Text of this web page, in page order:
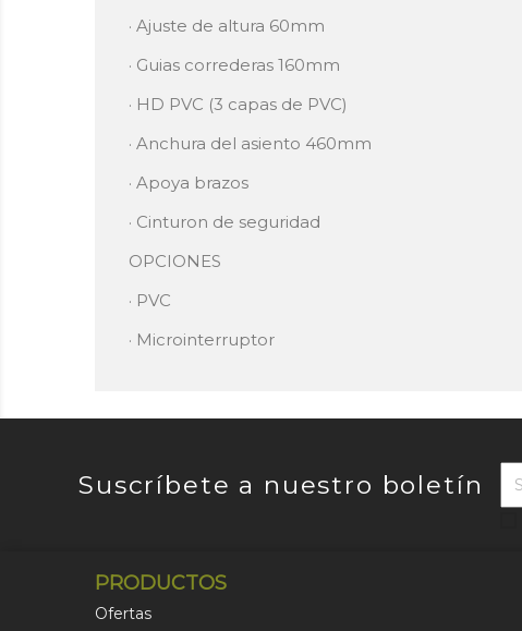
· Ajuste de altura 60mm
· Guias correderas 160mm
· HD PVC (3 capas de PVC)
· Anchura del asiento 460mm
· Apoya brazos
· Cinturon de seguridad
OPCIONES
· PVC
· Microinterruptor
Suscríbete a nuestro boletín
PRODUCTOS
Ofertas